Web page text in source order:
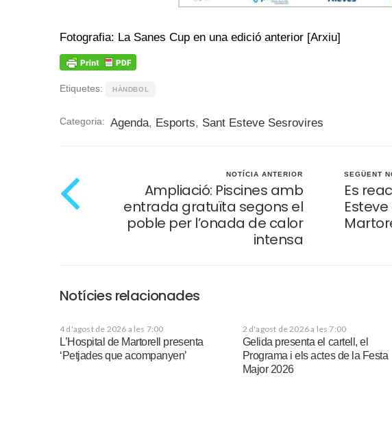
Fotografia: La Sanes Cup en una edició anterior [Arxiu]
Etiquetes: HÀNDBOL
Categoria: Agenda, Esports, Sant Esteve Sesrovires
NOTÍCIA ANTERIOR
Ampliació: Piscines amb
entrada gratuïta segons el
poble per l’onada de calor
intensa
SEGÜENT
Es
Notícies relacionades
4 d'agost de 2026 a les 7:00
L’Hospital de Martorell presenta
‘Petjades que acompanyen’
2 d'agost de 2026 a les 7:00
Gelida presenta el cartell, el
Programa i els actes de la Festa
Major 2026